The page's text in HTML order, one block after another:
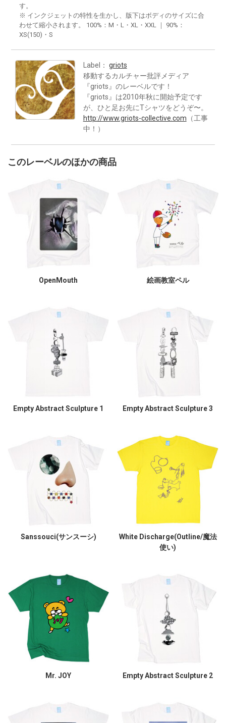
す。
※ インクジェットの特性を生かし、版下はボディのサイズに合
わせて縮小されます。 100%：M・L・XL・XXL ｜ 90%：
XS(150)・S
Label： griots
移動するカルチャー批評メディア
『griots』のレーベルです！
『griots』は2010年秋に開始予定です
が、ひと足お先にTシャツをどうぞ〜。
http://www.griots-collective.com （工事
中！）
このレーベルのほかの商品
OpenMouth 絵画教室ペル
Empty Abstract Sculpture 1 Empty Abstract Sculpture 3
Sanssouci(サンスーシ)
White Discharge(Outline/魔法
使い)
Mr. JOY Empty Abstract Sculpture 2